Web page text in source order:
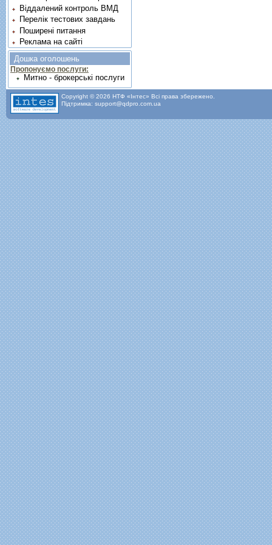
Віддалений контроль ВМД
Перелік тестових завдань
Поширені питання
Реклама на сайті
Дошка оголошень
Пропонуємо послуги:
Митно - брокерські послуги
Copyright © 2026 НТФ «Інтес» Всі права збережено.
Підтримка: support@qdpro.com.ua